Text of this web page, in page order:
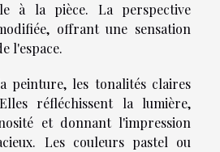
à la pièce. La perspective
offrant une sensation
l'espace.
peinture, les tonalités claires
réfléchissent la lumière,
et donnant l'impression
Les couleurs pastel ou